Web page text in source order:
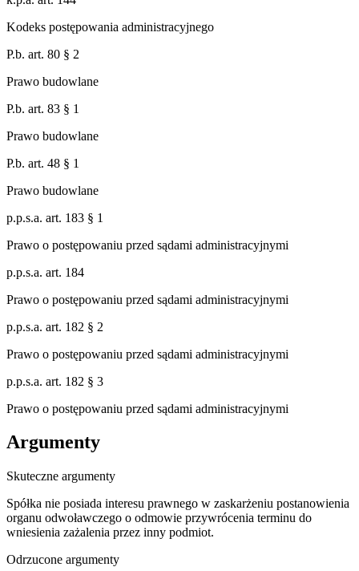
Kodeks postępowania administracyjnego
P.b. art. 80 § 2
Prawo budowlane
P.b. art. 83 § 1
Prawo budowlane
P.b. art. 48 § 1
Prawo budowlane
p.p.s.a. art. 183 § 1
Prawo o postępowaniu przed sądami administracyjnymi
p.p.s.a. art. 184
Prawo o postępowaniu przed sądami administracyjnymi
p.p.s.a. art. 182 § 2
Prawo o postępowaniu przed sądami administracyjnymi
p.p.s.a. art. 182 § 3
Prawo o postępowaniu przed sądami administracyjnymi
Argumenty
Skuteczne argumenty
Spółka nie posiada interesu prawnego w zaskarżeniu postanowienia
organu odwoławczego o odmowie przywrócenia terminu do
wniesienia zażalenia przez inny podmiot.
Odrzucone argumenty